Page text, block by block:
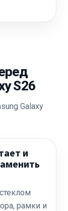
S26
Galaxy
и
рамки и